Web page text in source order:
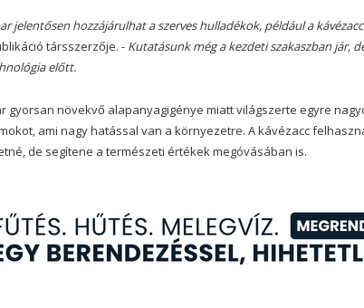
jelentősen hozzájárulhat a szerves hulladékok, például a
társszerzője. - Kutatásunk még a kezdeti szakaszban jár,
előtt.
gyorsan növekvő alapanyagigénye miatt világszerte egyre
ami nagy hatással van a környezetre. A kávézacc
de segítene a természeti értékek megóvásában is.